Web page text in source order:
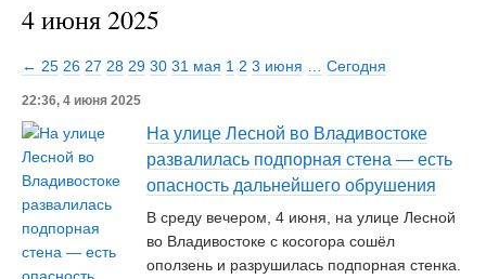
4 июня 2025
← 25 26 27 28 29 30 31 мая 1 2 3 июня Сегодня
22:36, 4 июня 2025
На улице Лесной во Владивостоке
развалилась подпорная стена — есть
опасность дальнейшего обрушения
В среду вечером, 4 июня, на улице Лесной
во Владивостоке с косогора сошёл
оползень и разрушилась подпорная стенка.